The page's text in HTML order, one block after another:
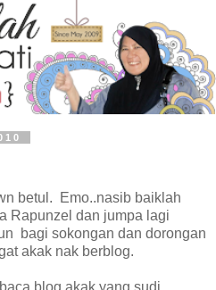
betul. Emo..nasib baiklah
Rapunzel dan jumpa lagi
bagi sokongan dan dorongan
akak nak berblog.
blog akak yang sudi